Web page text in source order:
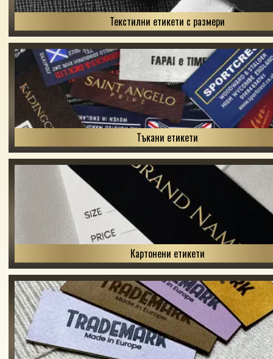
Текстилни етикети с размери
Тъкани етикети
Картонени етикети